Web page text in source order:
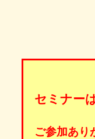
セミナー
ご参加あり